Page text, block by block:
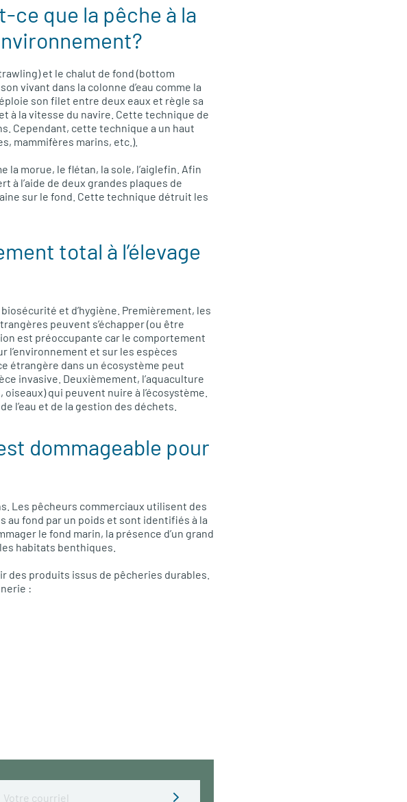
ce que la pêche à la
et le chalut de fond (bottom
vivant dans la colonne d’eau comme la
son filet entre deux eaux et règle sa
à la vitesse du navire. Cette technique de
Cependant, cette technique a un haut
mammifères marins, etc.).
morue, le flétan, la sole, l’aiglefin. Afin
l’aide de deux grandes plaques de
sur le fond. Cette technique détruit les
total à l’élevage
et d’hygiène. Premièrement, les
peuvent s’échapper (ou être
est préoccupante car le comportement
l’environnement et sur les espèces
étrangère dans un écosystème peut
invasive. Deuxièmement, l’aquaculture
qui peuvent nuire à l’écosystème.
l’eau et de la gestion des déchets.
dommageable pour
Les pêcheurs commerciaux utilisent des
fond par un poids et sont identifiés à la
le fond marin, la présence d’un grand
habitats benthiques.
des produits issus de pêcheries durables.
: